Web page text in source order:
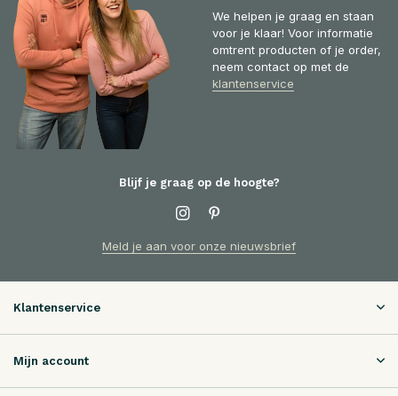
We helpen je graag en staan
voor je klaar! Voor informatie
omtrent producten of je order,
neem contact op met de
klantenservice
Blijf je graag op de hoogte?
Meld je aan voor onze nieuwsbrief
Klantenservice
Mijn account